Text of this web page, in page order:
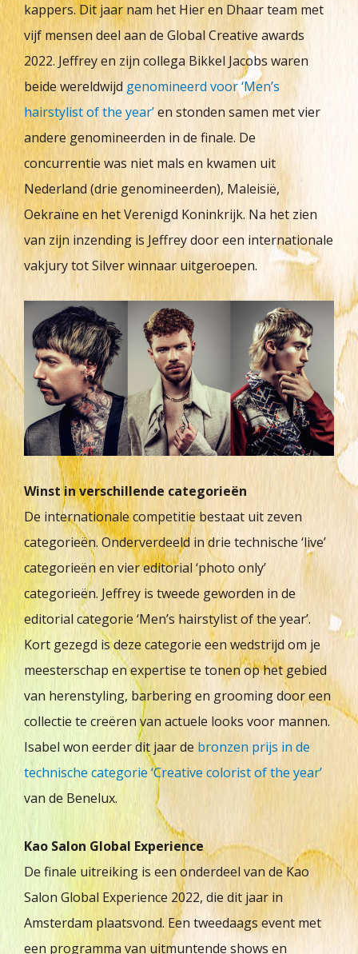
kappers. Dit jaar nam het Hier en Dhaar team met
vijf mensen deel aan de Global Creative awards
2022. Jeffrey en zijn collega Bikkel Jacobs waren
beide wereldwijd genomineerd voor ‘Men’s
hairstylist of the year’en stonden samen met vier
andere genomineerden in de finale. De
concurrentie was niet mals en kwamen uit
Nederland (drie genomineerden), Maleisië,
Oekraïne en het Verenigd Koninkrijk. Na het zien
van zijn inzending is Jeffrey door een internationale
vakjury tot Silver winnaar uitgeroepen.
Winst in verschillende categorieën
De internationale competitie bestaat uit zeven
categorieën. Onderverdeeld in drie technische ‘live’
categorieën en vier editorial ‘photo only’
categorieën. Jeffrey is tweede geworden in de
editorial categorie ‘Men’s hairstylist of the year’.
Kort gezegd is deze categorie een wedstrijd om je
meesterschap en expertise te tonen op het gebied
van herenstyling, barbering en grooming door een
collectie te creëren van actuele looks voor mannen.
Isabel won eerder dit jaar de bronzen prijs in de
technische categorie ‘Creative colorist of the year’
van de Benelux.
Kao Salon Global Experience
De finale uitreiking is een onderdeel van de Kao
Salon Global Experience 2022, die dit jaar in
Amsterdam plaatsvond. Een tweedaags event met
een programma van uitmuntende shows en